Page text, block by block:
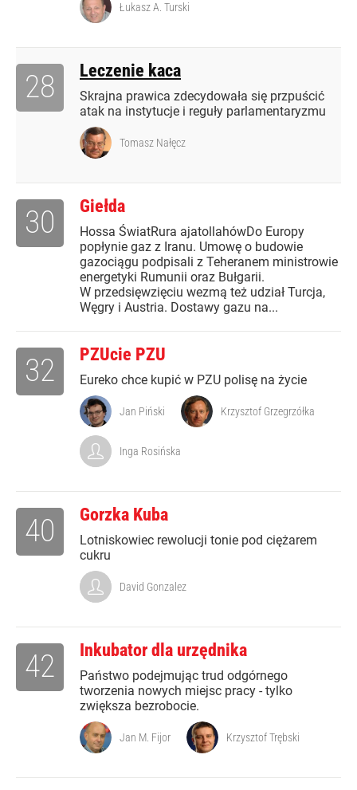
Łukasz A. Turski
Leczenie kaca
Skrajna prawica zdecydowała się przpuścić
atak na instytucje i reguły parlamentaryzmu
28
Tomasz Nałęcz
Giełda
Hossa ŚwiatRura ajatollahówDo Europy
popłynie gaz z Iranu. Umowę o budowie
gazociągu podpisali z Teheranem ministrowie
energetyki Rumunii oraz Bułgarii.
W przedsięwzięciu wezmą też udział Turcja,
Węgry i Austria. Dostawy gazu na...
30
PZUcie PZU
Eureko chce kupić w PZU polisę na życie
32
Jan Piński Krzysztof Grzegrzółka
Inga Rosińska
Gorzka Kuba
Lotniskowiec rewolucji tonie pod ciężarem
cukru
40
David Gonzalez
Inkubator dla urzędnika
Państwo podejmując trud odgórnego
tworzenia nowych miejsc pracy - tylko
zwiększa bezrobocie.
42
Jan M. Fijor Krzysztof Trębski